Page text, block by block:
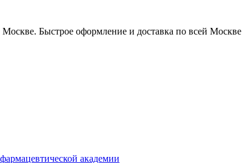
Быстрое оформление и доставка по всей Москве
академии